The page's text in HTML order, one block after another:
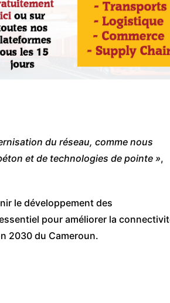
du réseau, comme nous
et de technologies de pointe »,
le développement des
pour améliorer la
2030 du Cameroun.